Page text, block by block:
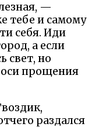
—
тебе и самому
себя. Иди
а если
свет, но
прощения
раздался